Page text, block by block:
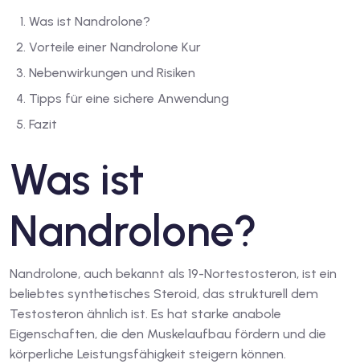
Was ist Nandrolone?
Vorteile einer Nandrolone Kur
Nebenwirkungen und Risiken
Tipps für eine sichere Anwendung
Fazit
Was ist
Nandrolone?
Nandrolone, auch bekannt als 19-Nortestosteron, ist ein
beliebtes synthetisches Steroid, das strukturell dem
Testosteron ähnlich ist. Es hat starke anabole
Eigenschaften, die den Muskelaufbau fördern und die
körperliche Leistungsfähigkeit steigern können.